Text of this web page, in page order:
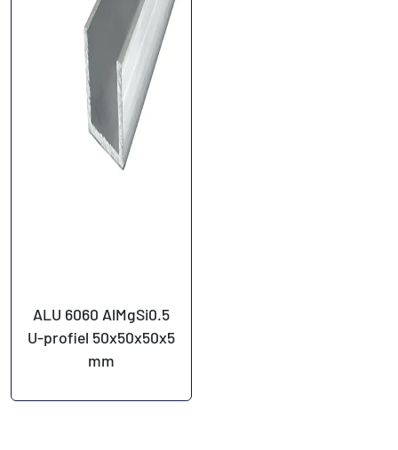
ALU 6060 AlMgSi0.5
U-profiel 50x50x50x5
mm